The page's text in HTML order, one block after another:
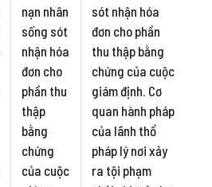
nạn nhân
sống sót
nhận hóa
đơn cho
phần thu
thập
bằng
chứng
của cuộc
sót nhận hóa
đơn cho phần
thu thập bằng
chứng của cuộc
giám định. Cơ
quan hành pháp
của lãnh thổ
pháp lý nơi xảy
ra tội phạm